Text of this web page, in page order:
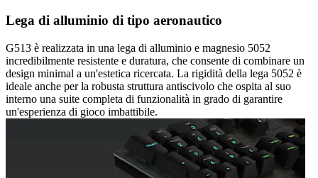
Lega di alluminio di tipo aeronautico
G513 è realizzata in una lega di alluminio e magnesio 5052
incredibilmente resistente e duratura, che consente di combinare un
design minimal a un'estetica ricercata. La rigidità della lega 5052 è
ideale anche per la robusta struttura antiscivolo che ospita al suo
interno una suite completa di funzionalità in grado di garantire
un'esperienza di gioco imbattibile.